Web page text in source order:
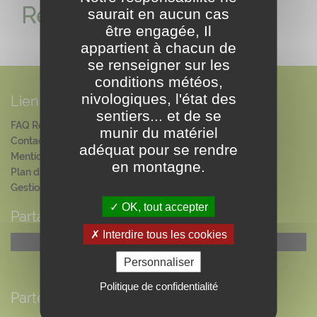
Réserver
Liens
FAQ Réservation
Contact
Mentions légales
Plan du site
Gestion des cookies
Partager
AddThis est désactivé. Autoriser
Partenaires
saurait en aucun cas
être engagée, Il
appartient à chacun de
se renseigner sur les
conditions météos,
nivologiques, l'état des
sentiers... et de se
munir du matériel
adéquat pour se rendre
en montagne.
OK, tout accepter
Interdire tous les cookies
Personnaliser
Politique de confidentialité